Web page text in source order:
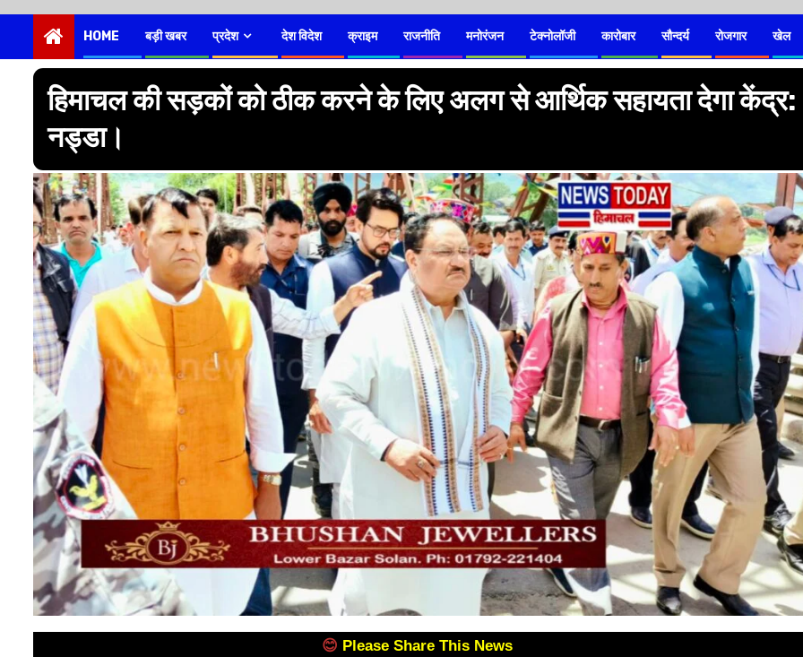
HOME बड़ी खबर प्रदेश देश विदेश क्राइम राजनीति मनोरंजन टेक्नोलॉजी कारोबार सौन्दर्य रोजगार खेल
हिमाचल की सड़कों को ठीक करने के लिए अलग से आर्थिक सहायता देगा केंद्र:
नड्डा।
😊 Please Share This News